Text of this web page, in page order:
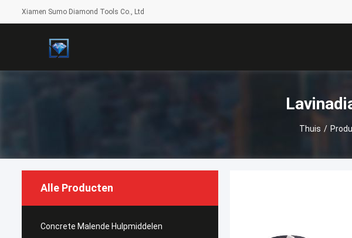
Xiamen Sumo Diamond Tools Co., Ltd
Thuis /
Alle Producten
Concrete Malende Hulpmiddelen